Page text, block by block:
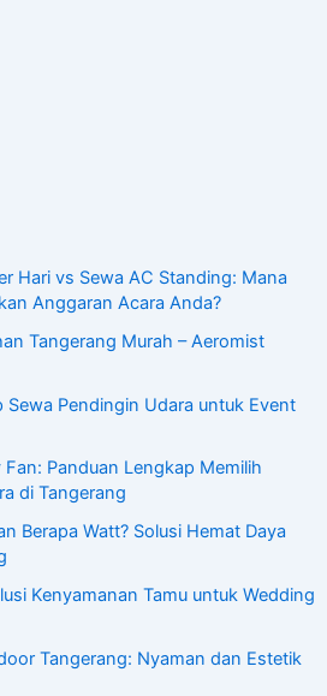
Hari vs Sewa AC Standing: Mana
Anggaran Acara Anda?
Tangerang Murah – Aeromist
Sewa Pendingin Udara untuk Event
Panduan Lengkap Memilih
di Tangerang
Berapa Watt? Solusi Hemat Daya
Kenyamanan Tamu untuk Wedding
Tangerang: Nyaman dan Estetik